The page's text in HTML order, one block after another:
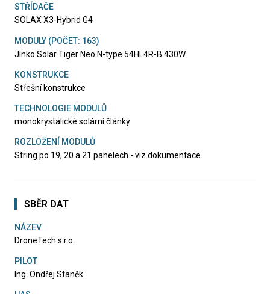
STŘÍDAČE
SOLAX X3-Hybrid G4
MODULY (POČET: 163)
Jinko Solar Tiger Neo N-type 54HL4R-B 430W
KONSTRUKCE
Střešní konstrukce
TECHNOLOGIE MODULŮ
monokrystalické solární články
ROZLOŽENÍ MODULŮ
String po 19, 20 a 21 panelech - viz dokumentace
SBĚR DAT
NÁZEV
DroneTech s.r.o.
PILOT
Ing. Ondřej Staněk